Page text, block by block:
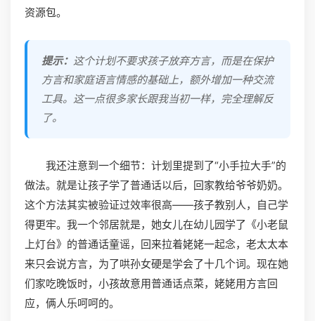
资源包。
提示： 这个计划不要求孩子放弃方言，而是在保护
方言和家庭语言情感的基础上，额外增加一种交流
工具。这一点很多家长跟我当初一样，完全理解反
了。
我还注意到一个细节：计划里提到了“小手拉大手”的
做法。就是让孩子学了普通话以后，回家教给爷爷奶奶。
这个方法其实被验证过效率很高——孩子教别人，自己学
得更牢。我一个邻居就是，她女儿在幼儿园学了《小老鼠
上灯台》的普通话童谣，回来拉着姥姥一起念，老太太本
来只会说方言，为了哄孙女硬是学会了十几个词。现在她
们家吃晚饭时，小孩故意用普通话点菜，姥姥用方言回
应，俩人乐呵呵的。